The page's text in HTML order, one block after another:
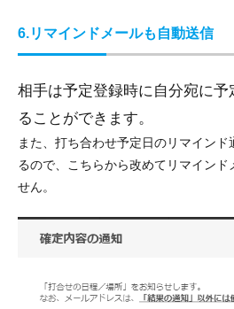
6.リマインドメールも自動送信
相手は予定登録時に自分宛に
ることができます。
また、打ち合わせ予定日のリマインド
るので、こちらから改めてリマインド
せん。